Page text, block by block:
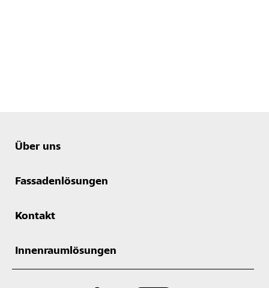
Über uns
Fassadenlösungen
Kontakt
Innenraumlösungen